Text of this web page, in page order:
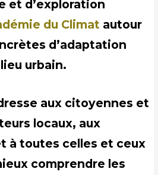
et d’exploration
du Climat autour
d’adaptation
urbain.
aux citoyennes et
locaux, aux
à toutes celles et ceux
comprendre les